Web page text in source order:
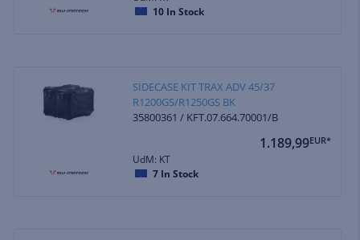
10 In Stock
SIDECASE KIT TRAX ADV 45/37
R1200GS/R1250GS BK
35800361 / KFT.07.664.70001/B
1.189,99EUR*
UdM: KT
7 In Stock